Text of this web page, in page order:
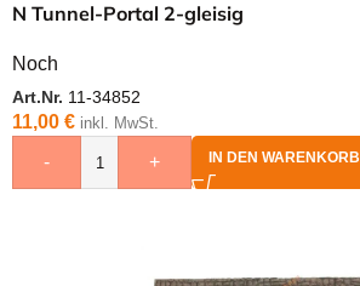
N Tunnel-Portal 2-gleisig
Noch
Art.Nr. 11-34852
11,00 € inkl. MwSt.
- + IN DEN WARENKORB